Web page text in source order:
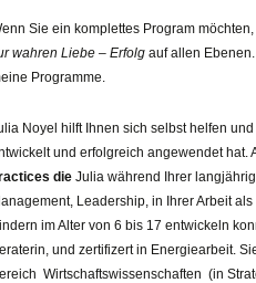
Sie ein komplettes Program
wahren Liebe – Erfolg auf allen
Programme.
Noyel hilft Ihnen sich selbst helfen
und erfolgreich angewendet
dieJulia während Ihrer
Leadership, in Ihrer Arbeit
im Alter von 6 bis 17 entwickeln
und zertifizert in Energiearbeit.
Wirtschaftswissenschaften (in